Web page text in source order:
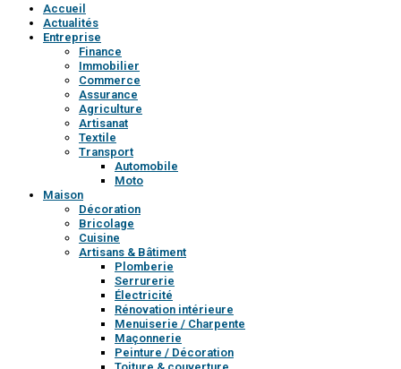
Accueil
Actualités
Entreprise
Finance
Immobilier
Commerce
Assurance
Agriculture
Artisanat
Textile
Transport
Automobile
Moto
Maison
Décoration
Bricolage
Cuisine
Artisans & Bâtiment
Plomberie
Serrurerie
Électricité
Rénovation intérieure
Menuiserie / Charpente
Maçonnerie
Peinture / Décoration